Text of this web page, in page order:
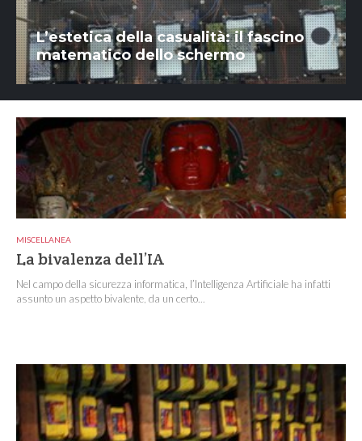
L’estetica della casualità: il fascino
matematico dello schermo
MISCELLANEA
La bivalenza dell’IA
Nel campo della sicurezza informatica, l’Intelligenza Artificiale ha infatti
assunto un aspetto bivalente, da un certo...